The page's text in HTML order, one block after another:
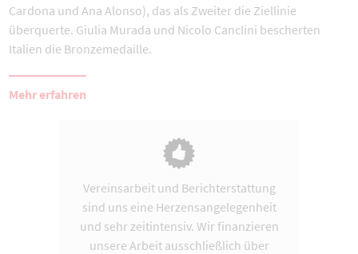
Cardona und Ana Alonso), das als Zweiter die Ziellinie
überquerte. Giulia Murada und Nicolo Canclini bescherten
Italien die Bronzemedaille.
Mehr erfahren
Vereinsarbeit und Berichterstattung
sind uns eine Herzensangelegenheit
und sehr zeitintensiv. Wir finanzieren
unsere Arbeit ausschließlich über